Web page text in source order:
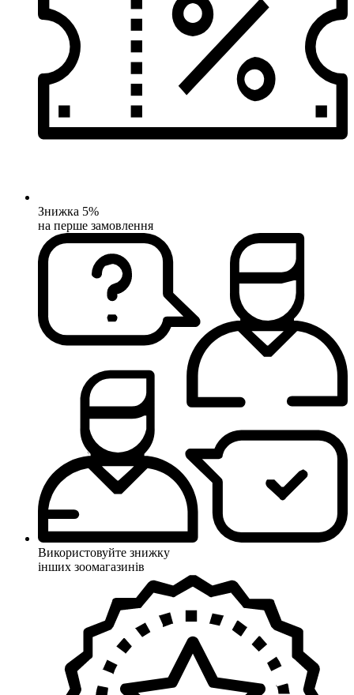
Знижка 5%
на перше замовлення
Використовуйте знижку
інших зоомагазинів